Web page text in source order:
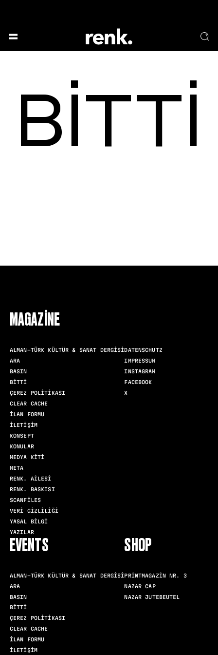
MUSIK & TANZ
NO SELECTION
BITTI
MAGAZINE
ALMAN-TÜRK KÜLTÜR & SANAT DERGISI
ARA
BASIN
BITTI
ÇEREZ POLITIKASI
CLEAR CACHE
İLAN FORMU
İLETIŞIM
KONSEPT
KONULAR
MEDYA KITI
META
RENK. AILESI
RENK. BASKISI
SCANFILES
VERI GIZLILIĞI
YASAL BILGI
YAZILAR
DATENSCHUTZ
IMPRESSUM
INSTAGRAM
FACEBOOK
X
EVENTS
ALMAN-TÜRK KÜLTÜR & SANAT DERGISI
ARA
BASIN
BITTI
ÇEREZ POLITIKASI
CLEAR CACHE
İLAN FORMU
İLETIŞIM
SHOP
PRINTMAGAZIN NR. 3
NAZAR CAP
NAZAR JUTEBEUTEL